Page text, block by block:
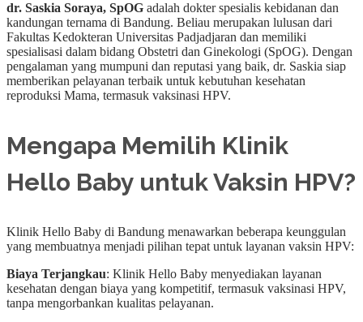
dr. Saskia Soraya, SpOG adalah dokter spesialis kebidanan dan
kandungan ternama di Bandung. Beliau merupakan lulusan dari
Fakultas Kedokteran Universitas Padjadjaran dan memiliki
spesialisasi dalam bidang Obstetri dan Ginekologi (SpOG). Dengan
pengalaman yang mumpuni dan reputasi yang baik, dr. Saskia siap
memberikan pelayanan terbaik untuk kebutuhan kesehatan
reproduksi Mama, termasuk vaksinasi HPV.
Mengapa Memilih Klinik
Hello Baby untuk Vaksin HPV?
Klinik Hello Baby di Bandung menawarkan beberapa keunggulan
yang membuatnya menjadi pilihan tepat untuk layanan vaksin HPV:
Biaya Terjangkau: Klinik Hello Baby menyediakan layanan
kesehatan dengan biaya yang kompetitif, termasuk vaksinasi HPV,
tanpa mengorbankan kualitas pelayanan.